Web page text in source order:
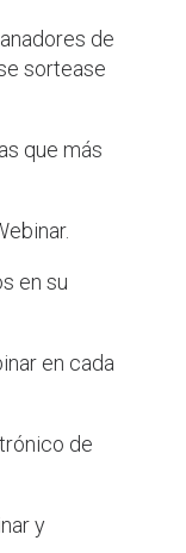
de
sortease
que más
en su
en cada
de
y